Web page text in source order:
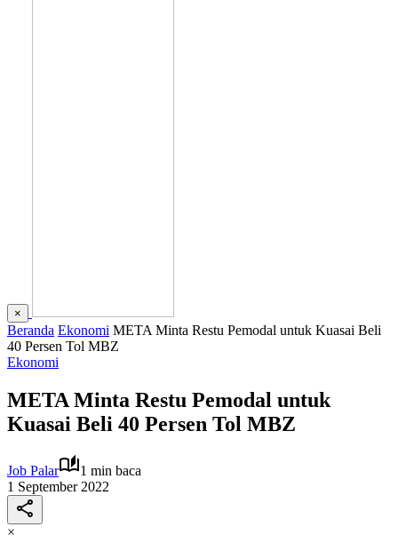
×
Beranda Ekonomi META Minta Restu Pemodal untuk Kuasai Beli
40 Persen Tol MBZ
Ekonomi
META Minta Restu Pemodal untuk
Kuasai Beli 40 Persen Tol MBZ
Job Palar
1 min baca
1 September 2022
×